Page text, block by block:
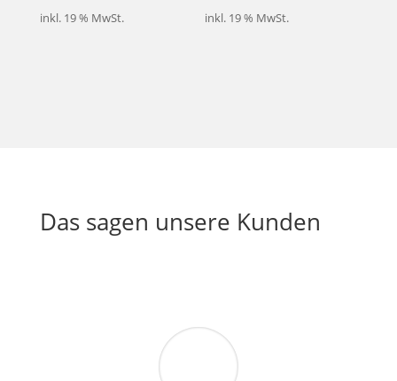
inkl. 19 % MwSt. inkl. 19 % MwSt.
Das sagen unsere Kunden